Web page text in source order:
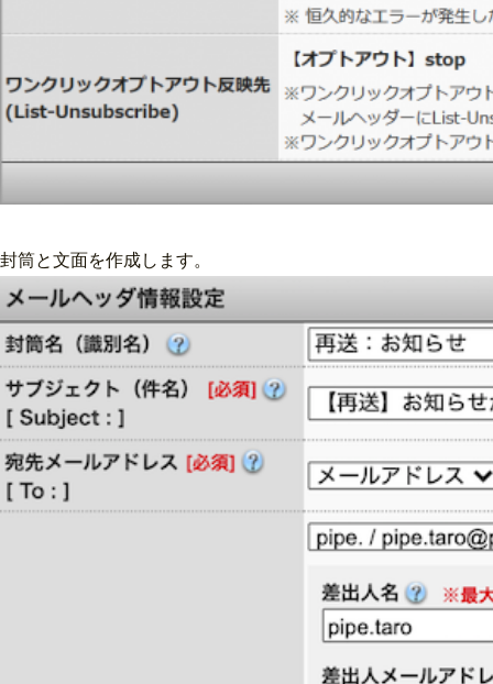
封筒と文面を作成します。